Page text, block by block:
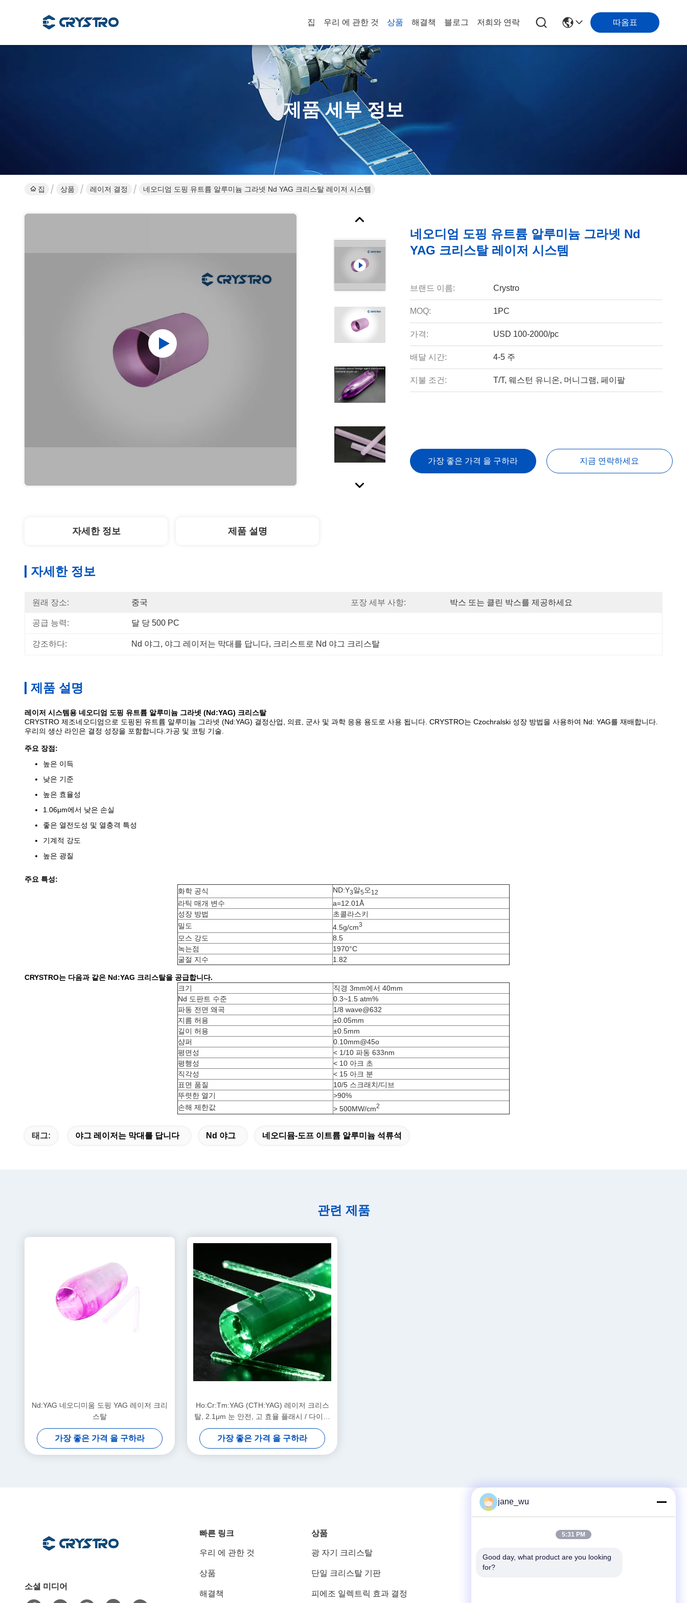
집 우리 에 관한 것 상품 해결책 블로그 저희와 연락 따옴표
제품 세부 정보
집 상품 레이저 결정 네오디엄 도핑 유트륨 알루미늄 그라넷 Nd YAG 크리스탈 레이저 시스템
네오디엄 도핑 유트륨 알루미늄 그라넷 Nd
YAG 크리스탈 레이저 시스템
브랜드 이름: Crystro
MOQ: 1PC
가격: USD 100-2000/pc
배달 시간: 4-5 주
지불 조건: T/T, 웨스턴 유니온, 머니그램, 페이팔
가장 좋은 가격 을 구하라 지금 연락하세요
자세한 정보 제품 설명
자세한 정보
원래 장소: 중국 포장 세부 사항: 박스 또는 클린 박스를 제공하세요
공급 능력: 달 당 500 PC
강조하다: Nd 야그, 야그 레이저는 막대를 답니다, 크리스트로 Nd 야그 크리스탈
제품 설명
레이저 시스템용 네오디엄 도핑 유트륨 알루미늄 그라넷 (Nd:YAG) 크리스탈
CRYSTRO 제조네오디엄으로 도핑된 유트륨 알루미늄 그라넷 (Nd:YAG) 결정산업, 의료, 군사 및 과학 응용 용도로 사용 됩니다. CRYSTRO는 Czochralski 성장 방법을 사용하여 Nd: YAG를 재배합니다.
우리의 생산 라인은 결정 성장을 포함합니다.가공 및 코팅 기술.
주요 장점:
높은 이득
낮은 기준
높은 효율성
1.06μm에서 낮은 손실
좋은 열전도성 및 열충격 특성
기계적 강도
높은 광질
주요 특성:
화학 공식
ND:Y3알5 오 12
라틱 매개 변수
a=12.01Å
성장 방법
초콜라스키
밀도
4.5g/cm3
모스 강도
8.5
녹는점
1970°C
굴절 지수
1.82
CRYSTRO는 다음과 같은 Nd:YAG 크리스탈을 공급합니다.
크기
직경 3mm에서 40mm
Nd 도판트 수준
0.3~1.5 atm%
파동 전면 왜곡
1/8 wave@632
지름 허용
±0.05mm
길이 허용
±0.5mm
샴퍼
0.10mm@45o
평면성
< 1/10 파동 633nm
평행성
< 10 아크 초
직각성
< 15 아크 분
표면 품질
10/5 스크래치/디브
뚜렷한 열기
>90%
손해 제한값
> 500MW/cm2
태그: 야그 레이저는 막대를 답니다 Nd 야그 네오디뮴-도프 이트륨 알루미늄 석류석
관련 제품
Nd:YAG 네오디미움 도핑 YAG 레이저 크리
스탈
가장 좋은 가격 을 구하라
Ho:Cr:Tm:YAG (CTH:YAG) 레이저 크리스
탈, 2.1μm 눈 안전, 고 효율 플래시 / 다이오
드 펌프
가장 좋은 가격 을 구하라
소셜 미디어
빠른 링크
우리 에 관한 것
상품
해결책
상품
광 자기 크리스탈
단일 크리스탈 기판
피에조 일렉트릭 효과 결정
전화
jane_wu
5:31 PM
Good day, what product are you looking
for?